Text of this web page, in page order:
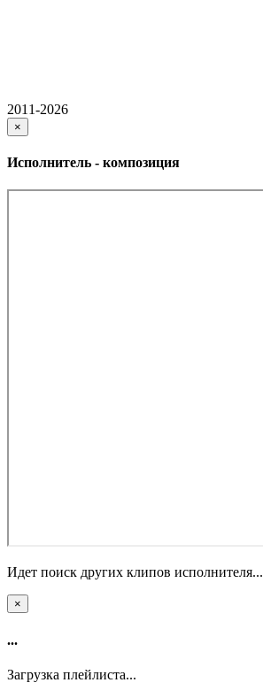
2011-2026
×
Исполнитель - композиция
Идет поиск других клипов исполнителя...
×
...
Загрузка плейлиста...